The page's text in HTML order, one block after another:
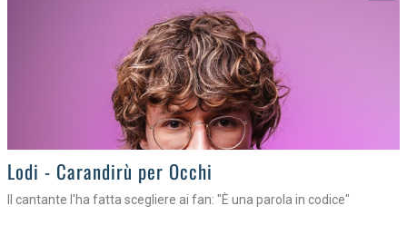
Lodi - Carandirù per Occhi
Il cantante l'ha fatta scegliere ai fan: "È una parola in codice"